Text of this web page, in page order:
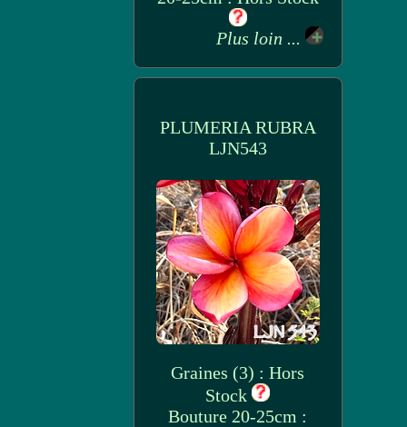
Plus loin ...
PLUMERIA RUBRA
LJN543
Graines (3) : Hors
Stock
Bouture 20-25cm :